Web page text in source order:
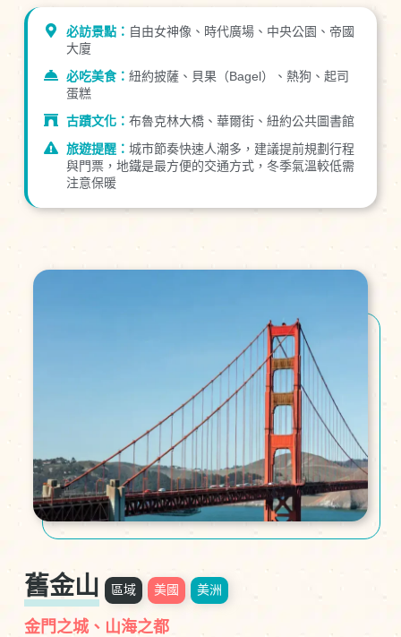
必訪景點： 自由女神像、時代廣場、中央公園、帝國
大廈
必吃美食：紐約披薩、貝果（Bagel）、熱狗、起司
蛋糕
古蹟文化：布魯克林大橋、華爾街、紐約公共圖書館
旅遊提醒：城市節奏快速人潮多，建議提前規劃行程
與門票，地鐵是最方便的交通方式，冬季氣溫較低需
注意保暖
舊金山 區域 美國 美洲
金門之城、山海之都